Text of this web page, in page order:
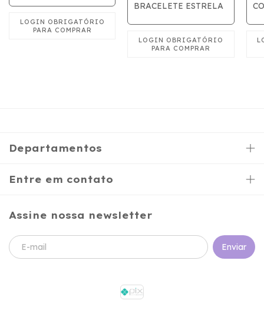
BRACELETE ESTRELA
Departamentos
Entre em contato
Assine nossa newsletter